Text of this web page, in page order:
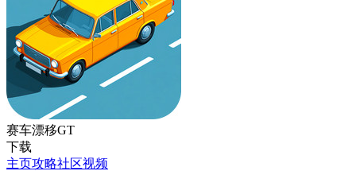
赛车漂移GT
下载
主页攻略社区视频